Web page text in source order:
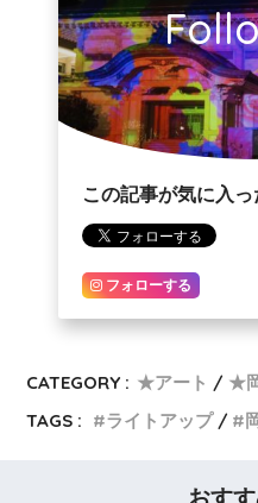
この記事が気に入
フォローする
CATEGORY : ★アート
★
TAGS :
ライトアップ